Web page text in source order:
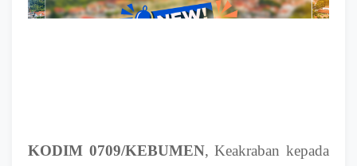
KODIM 0709/KEBUMEN, Keakraban kepada